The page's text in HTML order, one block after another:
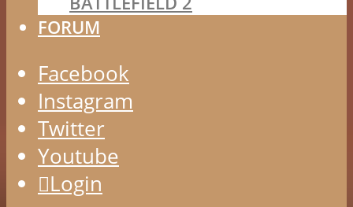
FORUM
Facebook
Instagram
Twitter
Youtube
Login